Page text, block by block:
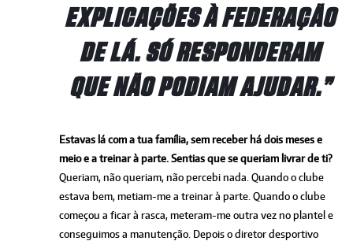
EXPLICAÇÕES À FEDERAÇÃO
DE LÁ. SÓ RESPONDERAM
QUE NÃO PODIAM AJUDAR.”
Estavas lá com a tua família, sem receber há dois meses e
meio e a treinar à parte. Sentias que se queriam livrar de ti?
Queriam, não queriam, não percebi nada. Quando o clube
estava bem, metiam-me a treinar à parte. Quando o clube
começou a ficar à rasca, meteram-me outra vez no plantel e
conseguimos a manutenção. Depois o diretor desportivo